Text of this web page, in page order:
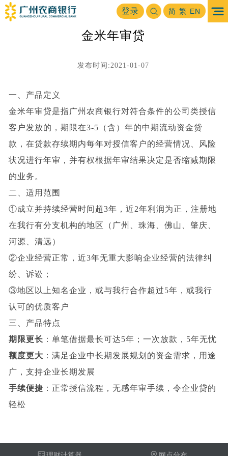
登录 简 繁 EN
首页 > 公司业务>公司贷款 金米年审贷
金米年审贷
发布时间:2021-01-07
一、产品定义
金米年审贷是指广州农商银行对符合条件的公司类授信
客户发放的，期限在3-5（含）年的中期流动资金贷
款，在贷款存续期内每年对授信客户的经营情况、风险
状况进行年审，并有权根据年审结果决定是否缩减期限
的业务。
二、适用范围
①成立并持续经营时间超3年，近2年利润为正，注册地
在我行有分支机构的地区（广州、珠海、佛山、肇庆、
河源、清远）
②企业经营正常，近3年无重大影响企业经营的法律纠
纷、诉讼；
③地区以上知名企业，或与我行合作超过5年，或我行
认可的优质客户
三、产品特点
期限更长 ：单笔借据最长可达5年；一次放款，5年无忧
额度更大 ：满足企业中长期发展规划的资金需求，用途
广，支持企业长期发展
手续便捷 ：正常授信流程，无感年审手续，令企业贷的
轻松